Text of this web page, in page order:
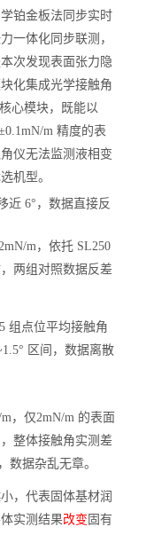
铂金板法同步实时
一体化同步联测，
次发现表面张力隐
化集成光学接触角
心模块，既能以
m 精度的表
仪无法监测液相变
机型。
近 6°，数据直接反
m，依托 SL250
两组对照数据反差
组点位平均接触角
区间，数据离散
，仅2mN/m 的表面
整体接触角实测差
数据杂乱无章。
，代表固体基材润
实测结果改变 固有